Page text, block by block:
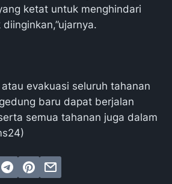
ketat untuk menghindari
evakuasi seluruh tahanan
baru dapat berjalan
semua tahanan juga dalam